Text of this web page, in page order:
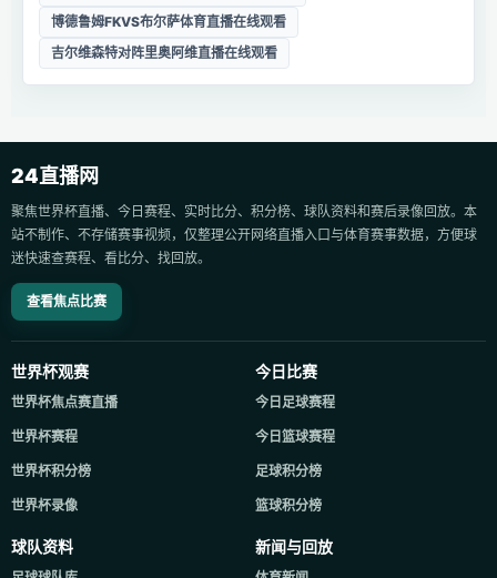
博德鲁姆FKVS布尔萨体育直播在线观看
吉尔维森特对阵里奥阿维直播在线观看
24直播网
聚焦世界杯直播、今日赛程、实时比分、积分榜、球队资料和赛后录像回放。本
站不制作、不存储赛事视频，仅整理公开网络直播入口与体育赛事数据，方便球
迷快速查赛程、看比分、找回放。
查看焦点比赛
世界杯观赛
世界杯焦点赛直播
世界杯赛程
世界杯积分榜
世界杯录像
今日比赛
今日足球赛程
今日篮球赛程
足球积分榜
篮球积分榜
球队资料 新闻与回放